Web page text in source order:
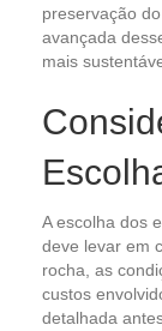
preservação
avançada
mais
A escolha dos
deve levar em
rocha, as
custos
detalhada